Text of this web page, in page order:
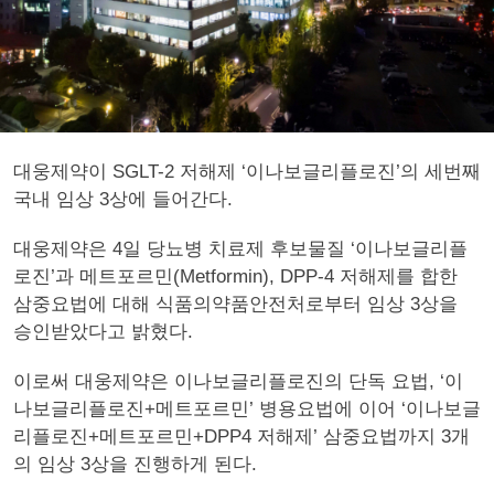
대웅제약이 SGLT-2 저해제 ‘이나보글리플로진’의 세번째
국내 임상 3상에 들어간다.
대웅제약은 4일 당뇨병 치료제 후보물질 ‘이나보글리플
로진’과 메트포르민(Metformin), DPP-4 저해제를 합한
삼중요법에 대해 식품의약품안전처로부터 임상 3상을
승인받았다고 밝혔다.
이로써 대웅제약은 이나보글리플로진의 단독 요법, ‘이
나보글리플로진+메트포르민’ 병용요법에 이어 ‘이나보글
리플로진+메트포르민+DPP4 저해제’ 삼중요법까지 3개
의 임상 3상을 진행하게 된다.